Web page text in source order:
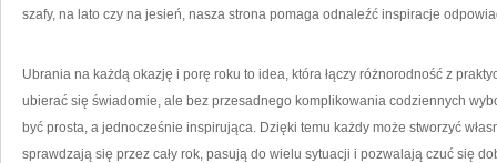
szafy, na lato czy na jesień, nasza strona pomaga odnaleźć inspiracje
Ubrania na każdą okazję i porę roku to idea, która łączy różnorodność z
ubierać się świadomie, ale bez przesadnego komplikowania codziennych
być prosta, a jednocześnie inspirująca. Dzięki temu każdy może stworzyć
sprawdzają się przez cały rok, pasują do wielu sytuacji i pozwalają czuć się